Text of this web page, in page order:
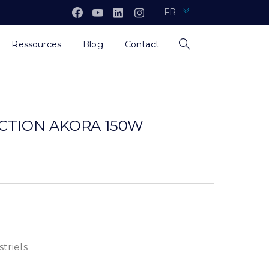
FR
Ressources Blog Contact
AKORA 150W